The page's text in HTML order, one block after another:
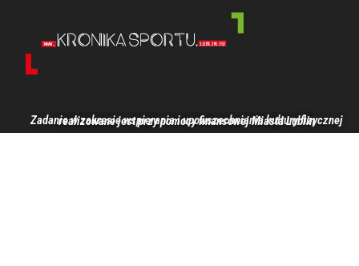
Zadanie w zakresie wspierania i upowszechniania kultury fizycznej realizowane jest przy pomocy finansowej Miasta Lublin